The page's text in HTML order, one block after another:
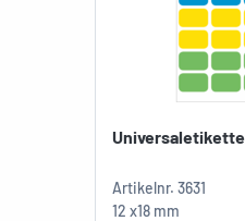
Artikelnr. 3631
12 x18 mm